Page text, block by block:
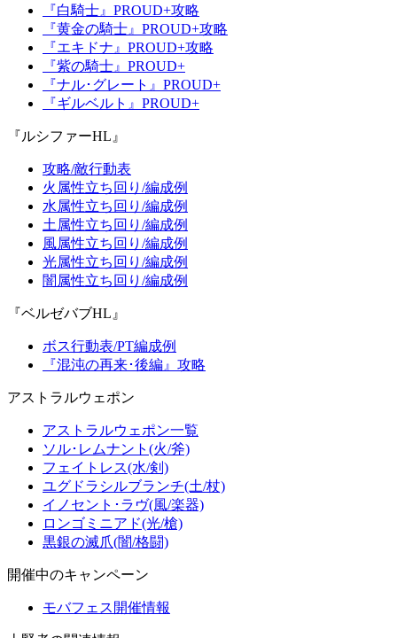
『白騎士』PROUD+攻略
『黄金の騎士』PROUD+攻略
『エキドナ』PROUD+攻略
『紫の騎士』PROUD+
『ナル･グレート』PROUD+
『ギルベルト』PROUD+
『ルシファーHL』
攻略/敵行動表
火属性立ち回り/編成例
水属性立ち回り/編成例
土属性立ち回り/編成例
風属性立ち回り/編成例
光属性立ち回り/編成例
闇属性立ち回り/編成例
『ベルゼバブHL』
ボス行動表/PT編成例
『混沌の再来･後編』攻略
アストラルウェポン
アストラルウェポン一覧
ソル･レムナント(火/斧)
フェイトレス(水/剣)
ユグドラシルブランチ(土/杖)
イノセント･ラヴ(風/楽器)
ロンゴミニアド(光/槍)
黒銀の滅爪(闇/格闘)
開催中のキャンペーン
モバフェス開催情報